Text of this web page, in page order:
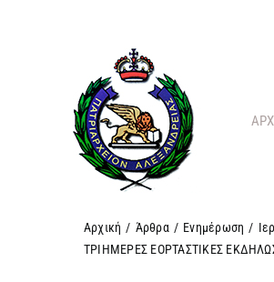
Αρχική / Άρθρα / Ενημέρωση /
ΤΡΙΗΜΕΡΕΣ ΕΟΡΤΑΣΤΙΚΕΣ